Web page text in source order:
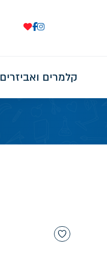
קלמרים ואביזרים